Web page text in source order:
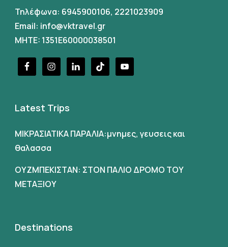
Τηλέφωνα: 6945900106, 2221023909
Email: info@vktravel.gr
MHTE: 1351E60000038501
Latest Trips
ΜΙΚΡΑΣΙΑΤΙΚΑ ΠΑΡΑΛΙΑ:μνημες, γευσεις και
θαλασσα
ΟΥΖΜΠΕΚΙΣΤΑΝ: ΣΤΟΝ ΠΑΛΙΟ ΔΡΟΜΟ ΤΟΥ
ΜΕΤΑΞΙΟΥ
Destinations